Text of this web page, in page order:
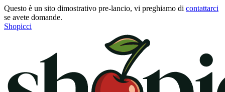
Questo è un sito dimostrativo pre-lancio, vi preghiamo di contattarci
se avete domande.
Shopicci